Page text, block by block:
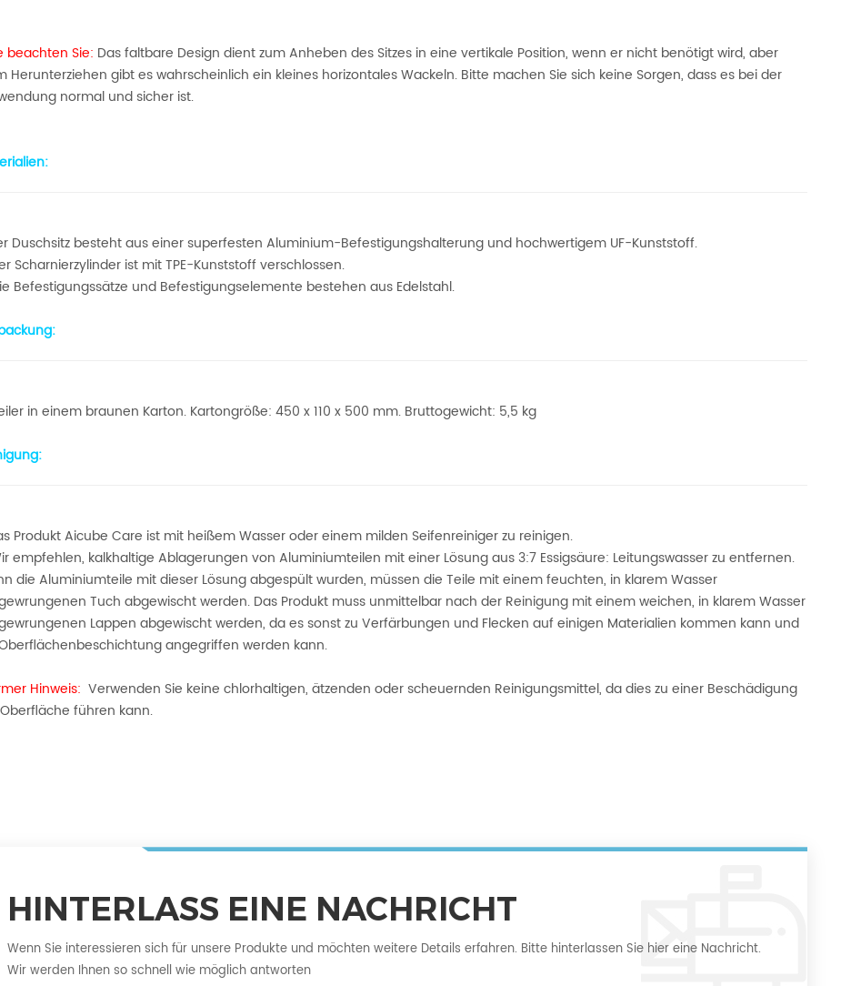
beachten Sie: Das faltbare Design dient zum Anheben des Sitzes in eine vertikale Position, wenn er nicht benötigt wird, aber
Herunterziehen gibt es wahrscheinlich ein kleines horizontales Wackeln. Bitte machen Sie sich keine Sorgen, dass es bei der
normal und sicher ist.
Duschsitz besteht aus einer superfesten Aluminium-Befestigungshalterung und hochwertigem UF-Kunststoff.
Scharnierzylinder ist mit TPE-Kunststoff verschlossen.
Befestigungssätze und Befestigungselemente bestehen aus Edelstahl.
in einem braunen Karton. Kartongröße: 450 x 110 x 500 mm. Bruttogewicht: 5,5 kg
Produkt Aicube Care ist mit heißem Wasser oder einem milden Seifenreiniger zu reinigen.
empfehlen, kalkhaltige Ablagerungen von Aluminiumteilen mit einer Lösung aus 3:7 Essigsäure: Leitungswasser zu entfernen.
die Aluminiumteile mit dieser Lösung abgespült wurden, müssen die Teile mit einem feuchten, in klarem Wasser
Tuch abgewischt werden. Das Produkt muss unmittelbar nach der Reinigung mit einem weichen, in klarem Wasser
Lappen abgewischt werden, da es sonst zu Verfärbungen und Flecken auf einigen Materialien kommen kann und
angegriffen werden kann.
Hinweis: Verwenden Sie keine chlorhaltigen, ätzenden oder scheuernden Reinigungsmittel, da dies zu einer Beschädigung
führen kann.
HINTERLASS EINE NACHRICHT
Wenn Sie interessieren sich für unsere Produkte und möchten weitere Details erfahren. Bitte hinterlassen Sie hier eine Nachricht.
Wir werden Ihnen so schnell wie möglich antworten